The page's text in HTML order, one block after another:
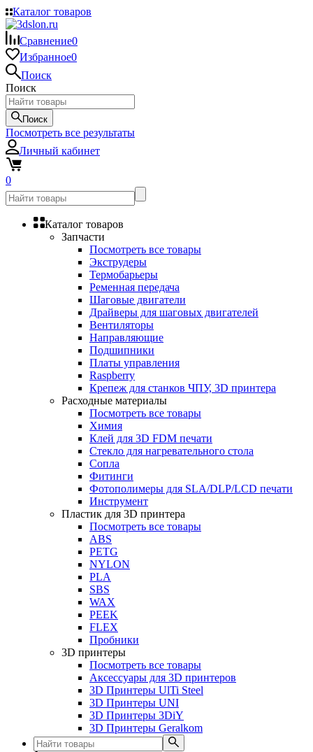
Каталог товаров
Сравнение0
Избранное0
Поиск
Поиск
Поиск
Посмотреть все результаты
Личный кабинет
0
Каталог товаров
Запчасти
Посмотреть все товары
Экструдеры
Термобарьеры
Ременная передача
Шаговые двигатели
Драйверы для шаговых двигателей
Вентиляторы
Направляющие
Подшипники
Платы управления
Raspberry
Крепеж для станков ЧПУ, 3D принтера
Расходные материалы
Посмотреть все товары
Химия
Клей для 3D FDM печати
Стекло для нагревательного стола
Сопла
Фитинги
Фотополимеры для SLA/DLP/LCD печати
Инструмент
Пластик для 3D принтера
Посмотреть все товары
ABS
PETG
NYLON
PLA
SBS
WAX
PEEK
FLEX
Пробники
3D принтеры
Посмотреть все товары
Аксессуары для 3D принтеров
3D Принтеры UlTi Steel
3D Принтеры UNI
3D Принтеры 3DiY
3D Принтеры Geralkom